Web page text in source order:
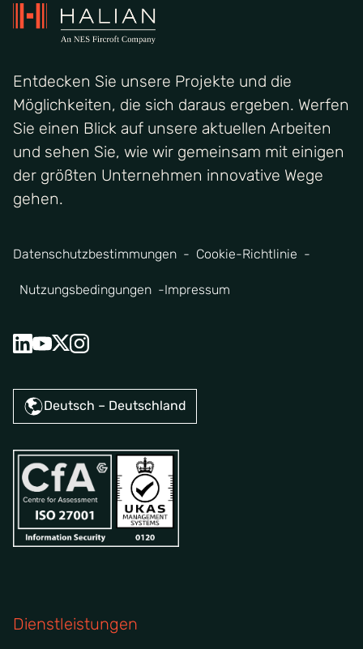
Entdecken Sie unsere Projekte und die
Möglichkeiten, die sich daraus ergeben. Werfen
Sie einen Blick auf unsere aktuellen Arbeiten
und sehen Sie, wie wir gemeinsam mit einigen
der größten Unternehmen innovative Wege
gehen.
Datenschutzbestimmungen Cookie-Richtlinie
Nutzungsbedingungen Impressum
Deutsch – Deutschland
Dienstleistungen